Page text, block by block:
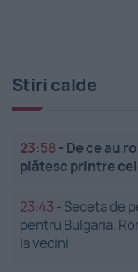
Stiri calde
23:58 - De ce au
plătesc printre
23:43 - Seceta de
pentru Bulgaria.
la vecini